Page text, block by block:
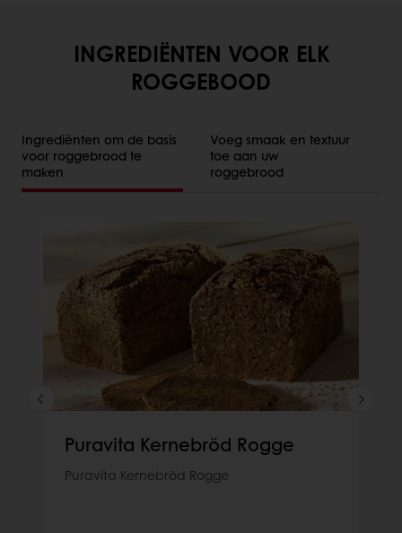
INGREDIËNTEN VOOR ELK
ROGGEBOOD
Ingrediënten om de basis
voor roggebrood te
maken
Voeg smaak en textuur
toe aan uw
roggebrood
Puravita Kernebröd Rogge
Puravita Kernebröd Rogge